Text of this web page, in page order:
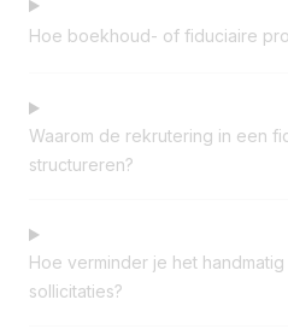
Hoe boekhoud- of fiduciaire
Waarom de rekrutering in een
structureren?
Hoe verminder je het
sollicitaties?